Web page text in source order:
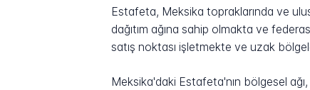
Estafeta, Meksika topraklarında ve
dağıtım ağına sahip olmakta ve
satış noktası işletmekte ve uzak
Meksika'daki Estafeta'nın bölgesel